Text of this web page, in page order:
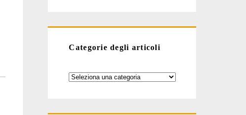
Categorie degli articoli
Categorie